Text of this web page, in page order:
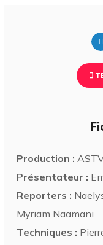
Production :
Présentateur :
Reporters :
Myriam Naamani
Techniques :